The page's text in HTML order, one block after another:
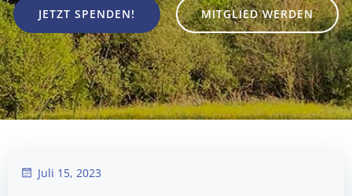
JETZT SPENDEN! MITGLIED WERDEN
Juli 15, 2023